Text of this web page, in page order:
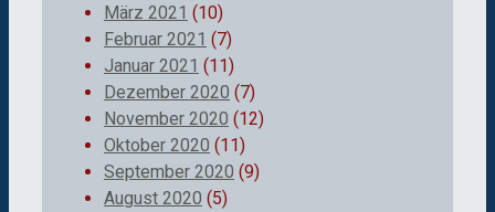
März 2021 (10)
Februar 2021 (7)
Januar 2021 (11)
Dezember 2020 (7)
November 2020 (12)
Oktober 2020 (11)
September 2020 (9)
August 2020 (5)